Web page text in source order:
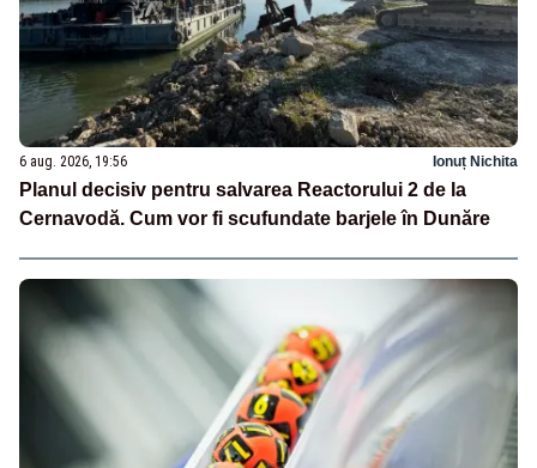
6 aug. 2026, 19:56 Ionuț Nichita
Planul decisiv pentru salvarea Reactorului 2 de la
Cernavodă. Cum vor fi scufundate barjele în Dunăre